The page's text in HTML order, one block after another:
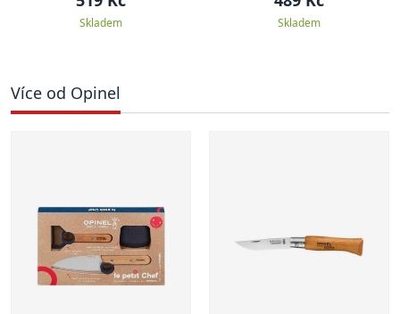
Skladem Skladem
Více od Opinel